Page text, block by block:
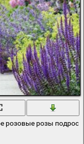
розовые розы